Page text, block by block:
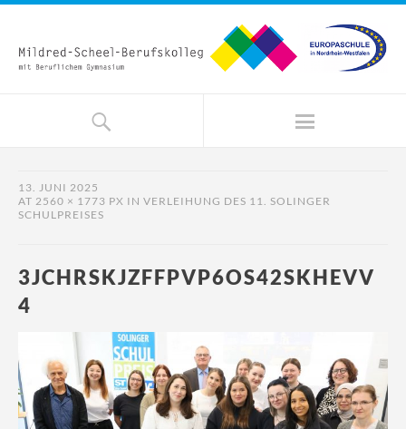
13. JUNI 2025
AT 2560 × 1773 PX IN VERLEIHUNG DES 11. SOLINGER
SCHULPREISES
3JCHRSKJZFFPVP6OS42SKHEVV
4